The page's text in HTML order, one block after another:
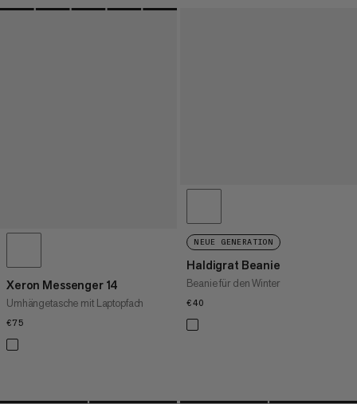
Xeron Messenger 14
Umhängetasche mit Laptopfach
€75
NEUE GENERATION
Haldigrat Beanie
Beanie für den Winter
€40